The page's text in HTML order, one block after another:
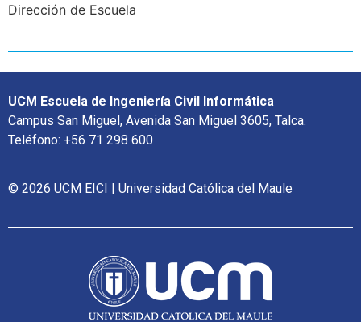
Dirección de Escuela
UCM Escuela de Ingeniería Civil Informática
Campus San Miguel, Avenida San Miguel 3605, Talca.
Teléfono: +56 71 298 600
© 2026 UCM EICI | Universidad Católica del Maule